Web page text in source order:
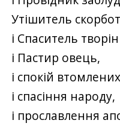
Утішитель
і Спаситель
і Пастир овець,
і спокій
і спасіння народу,
і прославлення